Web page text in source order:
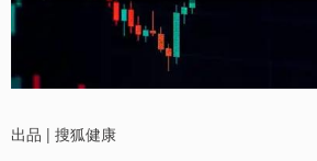
出品 | 搜狐健康